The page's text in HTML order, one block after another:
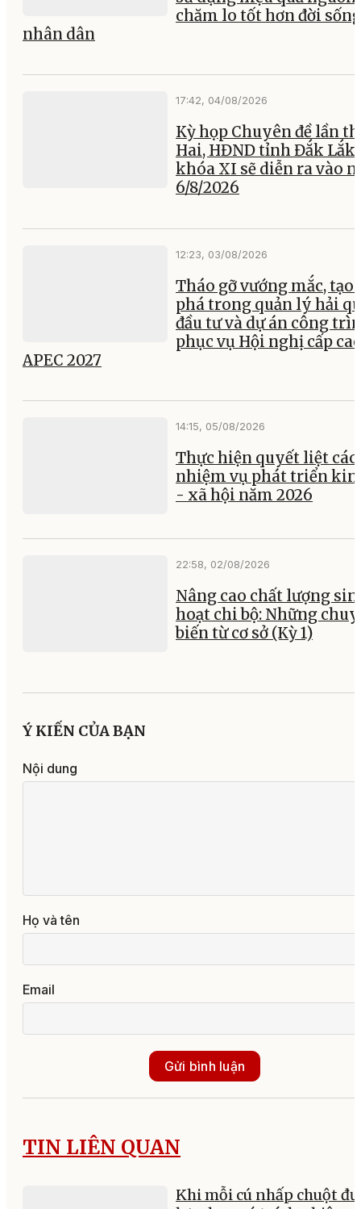
chăm lo tốt hơn đời sống
nhân dân
17:42, 04/08/2026
Kỳ họp Chuyên đề lần
Hai, HĐND tỉnh Đắk Lắk
khóa XI sẽ diễn ra vào
6/8/2026
12:23, 03/08/2026
Tháo gỡ vướng mắc, tạo
phá trong quản lý hải
đầu tư và dự án công
phục vụ Hội nghị cấp
APEC 2027
14:15, 05/08/2026
Thực hiện quyết liệt các
nhiệm vụ phát triển
- xã hội năm 2026
22:58, 02/08/2026
Nâng cao chất lượng
hoạt chi bộ: Những
biến từ cơ sở (Kỳ 1)
Ý KIẾN CỦA BẠN
Nội dung
Họ và tên
Email
Gửi bình luận
TIN LIÊN QUAN
Khi mỗi cú nhấp chuột